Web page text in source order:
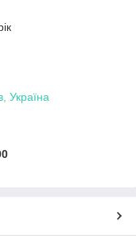
Україна